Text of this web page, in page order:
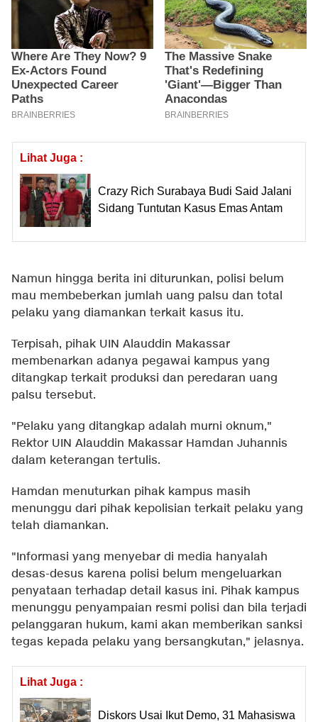
Lihat Juga :
Crazy Rich Surabaya Budi Said Jalani
Sidang Tuntutan Kasus Emas Antam
Namun hingga berita ini diturunkan, polisi belum
mau membeberkan jumlah uang palsu dan total
pelaku yang diamankan terkait kasus itu.
Terpisah, pihak UIN Alauddin Makassar
membenarkan adanya pegawai kampus yang
ditangkap terkait produksi dan peredaran uang
palsu tersebut.
"Pelaku yang ditangkap adalah murni oknum,"
Rektor UIN Alauddin Makassar Hamdan Juhannis
dalam keterangan tertulis.
Hamdan menuturkan pihak kampus masih
menunggu dari pihak kepolisian terkait pelaku yang
telah diamankan.
"Informasi yang menyebar di media hanyalah
desas-desus karena polisi belum mengeluarkan
penyataan terhadap detail kasus ini. Pihak kampus
menunggu penyampaian resmi polisi dan bila terjadi
pelanggaran hukum, kami akan memberikan sanksi
tegas kepada pelaku yang bersangkutan," jelasnya.
Lihat Juga :
Diskors Usai Ikut Demo, 31 Mahasiswa